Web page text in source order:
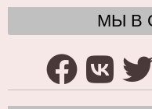
МЫ В